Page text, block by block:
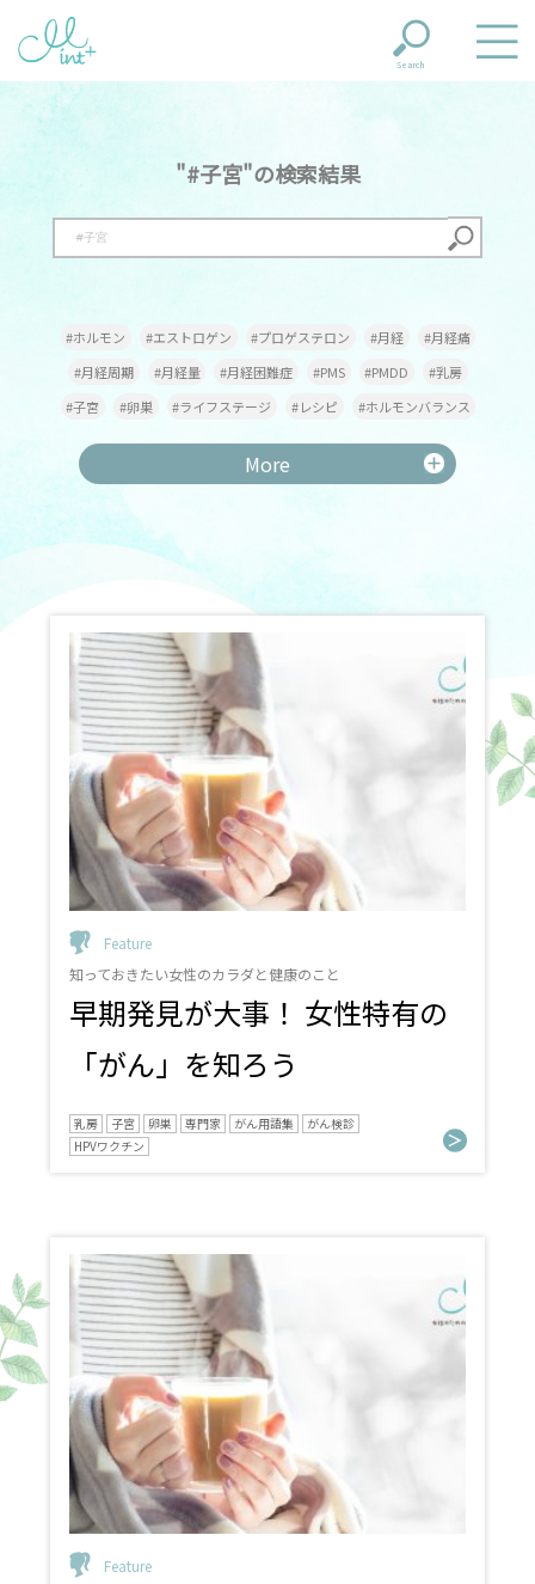
Search
"#子宮"の検索結果
#ホルモン #エストロゲン #プロゲステロン #月経
#月経痛
#月経周期
#月経量 #月経困難症 #PMS #PMDD
#乳房
#子宮
#卵巣 #ライフステージ #レシピ
#ホルモンバランス
#貧血
#鉄 #甲状腺機能低下症 #甲状腺機能亢進症
#更年期
#更年期障害
#専門家
#葉酸
#肩こり
#血行促進
#遺伝性卵巣がん
#ヒトパピローマウイルス
#乳がん
#子宮体がん #卵巣がん
#過多月経
#不正性器出血
#女性ホルモン
#生活習慣病
#老年期 #丈夫な骨
#BMI値
#男性 #テストステロン
#骨盤底筋
#お腹周り #姿勢改善
#不育
#トレーニング #体力低下
#ダイエット
#姿勢
More
Feature
知っておきたい女性のカラダと健康のこと
早期発見が大事！ 女性特有の
「がん」を知ろう
乳房 子宮 卵巣 専門家 がん用語集
がん検診
HPVワクチン
Feature